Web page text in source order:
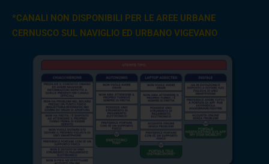
*CANALI NON DISPONIBILI PER LE AREE URBANE
CERNUSCO SUL NAVIGLIO ED URBANO VIGEVANO